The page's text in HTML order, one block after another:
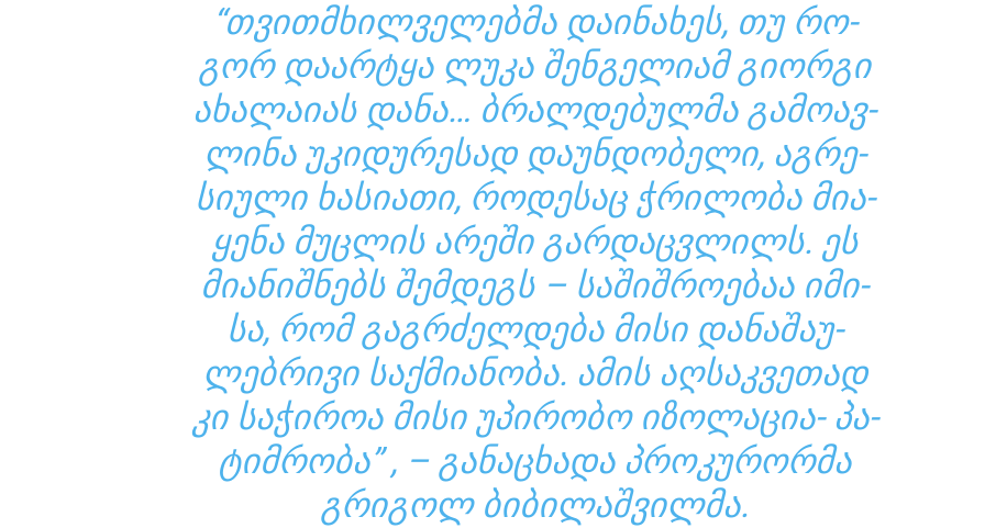
“ᲗᲕᲘᲗᲛᲮᲘᲚ­ᲕᲔ­ᲚᲔᲑ­ᲛᲐ ᲓᲐ­Ი­ᲜᲐ­ᲮᲔᲡ, ᲗᲣ ᲠᲝ­
ᲒᲝᲠ ᲓᲐ­ᲐᲠ­ᲢᲧᲐ ᲚᲣᲙᲐ ᲨᲔᲜ­ᲒᲔ­ᲚᲘ­ᲐᲛ ᲒᲘ­ᲝᲠ­ᲒᲘ
ᲐᲮᲐ­ᲚᲐ­Ი­ᲐᲡ ᲓᲐᲜᲐ… ᲑᲠᲐᲚ­ᲓᲔ­ᲑᲣᲚ­ᲛᲐ ᲒᲐ­ᲛᲝ­ᲐᲕ­
ᲚᲘ­ᲜᲐ ᲣᲙᲘ­ᲓᲣ­ᲠᲔ­ᲡᲐᲓ ᲓᲐ­ᲣᲜ­ᲓᲝ­ᲑᲔ­ᲚᲘ, ᲐᲒ­ᲠᲔ­
ᲡᲘ­Უ­ᲚᲘ ᲮᲐ­ᲡᲘ­Ა­ᲗᲘ, ᲠᲝ­ᲓᲔ­ᲡᲐᲪ ᲭᲠᲘ­ᲚᲝ­ᲑᲐ ᲛᲘ­Ა­
ᲧᲔ­ᲜᲐ ᲛᲣᲪ­ᲚᲘᲡ ᲐᲠᲔ­ᲨᲘ ᲒᲐᲠ­ᲓᲐᲪ­ᲕᲚᲘᲚᲡ. ᲔᲡ
ᲛᲘ­Ა­ᲜᲘᲨ­ᲜᲔᲑᲡ ᲨᲔᲛ­ᲓᲔᲒᲡ – ᲡᲐ­ᲨᲘᲨ­ᲠᲝ­Ე­ᲑᲐᲐ ᲘᲛᲘ­
ᲡᲐ, ᲠᲝᲛ ᲒᲐᲒ­ᲠᲫᲔᲚ­ᲓᲔ­ᲑᲐ ᲛᲘᲡᲘ ᲓᲐ­ᲜᲐ­ᲨᲐ­Უ­
ᲚᲔᲑ­ᲠᲘ­ᲕᲘ ᲡᲐᲥ­ᲛᲘ­Ა­ᲜᲝ­ᲑᲐ. ᲐᲛᲘᲡ ᲐᲦ­ᲡᲐᲙ­ᲕᲔ­ᲗᲐᲓ
ᲙᲘ ᲡᲐ­ᲭᲘ­ᲠᲝᲐ ᲛᲘᲡᲘ ᲣᲞᲘ­ᲠᲝ­ᲑᲝ ᲘᲖᲝ­ᲚᲐ­ᲪᲘᲐ- ᲞᲐ­
ᲢᲘᲛ­ᲠᲝ­ᲑᲐ” , – ᲒᲐ­ᲜᲐ­ᲪᲮᲐ­ᲓᲐ ᲞᲠᲝ­ᲙᲣ­ᲠᲝᲠ­ᲛᲐ
ᲒᲠᲘ­ᲒᲝᲚ ᲑᲘ­ᲑᲘ­ᲚᲐᲨ­ᲕᲘᲚ­ᲛᲐ.